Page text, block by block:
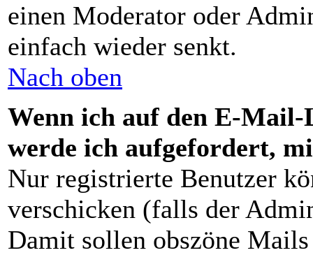
einen Moderator oder
einfach wieder senkt.
Nach oben
Wenn ich auf den E-
werde ich aufgefordert,
Nur registrierte Benutzer
verschicken (falls der
Damit sollen obszöne